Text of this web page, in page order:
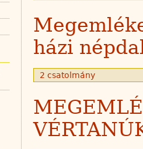
házi
2 csatolmány